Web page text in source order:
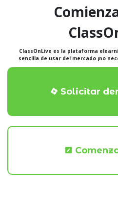
ClassOnLive es la plataforma
sencilla de usar del mercado ¡no
Solicitar